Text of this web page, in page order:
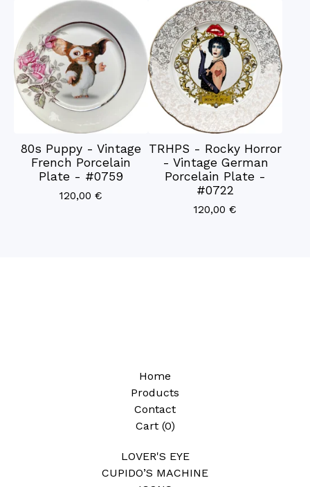
80s Puppy - Vintage
French Porcelain
Plate - #0759
120,00 €
TRHPS - Rocky Horror
- Vintage German
Porcelain Plate -
#0722
120,00 €
Home
Products
Contact
Cart (0)
LOVER'S EYE
CUPIDO’S MACHINE